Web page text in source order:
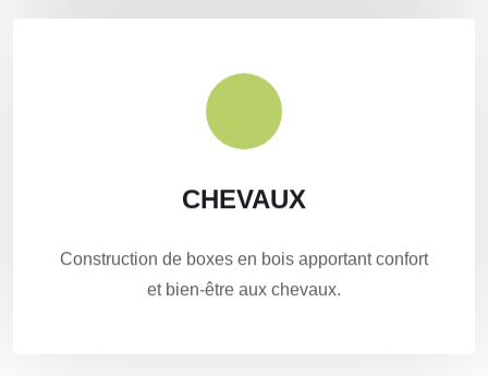
CHEVAUX
Construction de boxes en bois apportant confort
et bien-être aux chevaux.
CHEVAUX
Particulier, manège ou centre équestre ? Votre
projet nous intéresse.